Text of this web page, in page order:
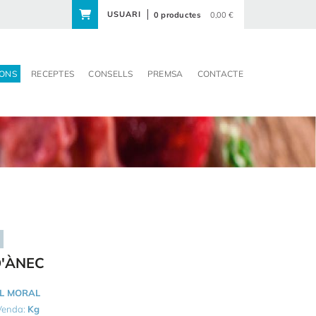
USUARI 0 productes 0,00 €
RECEPTES CONSELLS PREMSA CONTACTE
MORAL
Kg